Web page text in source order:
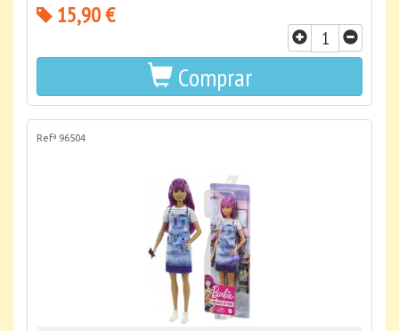
15,90 €
Comprar
Refª 96504